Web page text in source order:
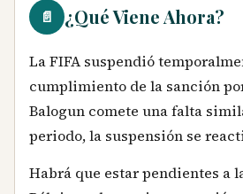
📄 ¿Qué Viene Ahora?
La FIFA suspendió
cumplimiento de la sanción
Balogun comete una falta
periodo, la suspensión se
Habrá que estar pendientes a